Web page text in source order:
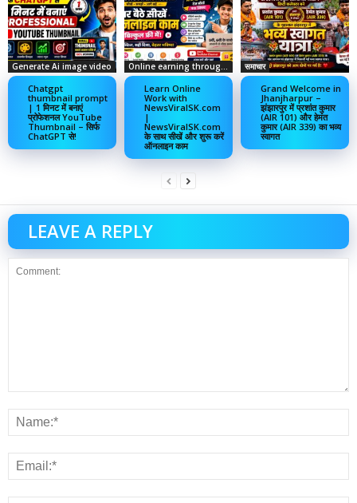
Generate Ai image video
Chatgpt
thumbnail prompt
| 1 मिनट में बनाएं
प्रोफेशनल YouTube
Thumbnail – सिर्फ
ChatGPT से!
Online earning through social media
Learn Online
Work with
NewsViralSK.com
|
NewsViralSK.com
के साथ सीखें और शुरू करें
ऑनलाइन काम
समाचार
Grand Welcome in
Jhanjharpur –
झंझारपुर में प्रशांत कुमार
(AIR 101) और हेमंत
कुमार (AIR 339) का भव्य
स्वागत
LEAVE A REPLY